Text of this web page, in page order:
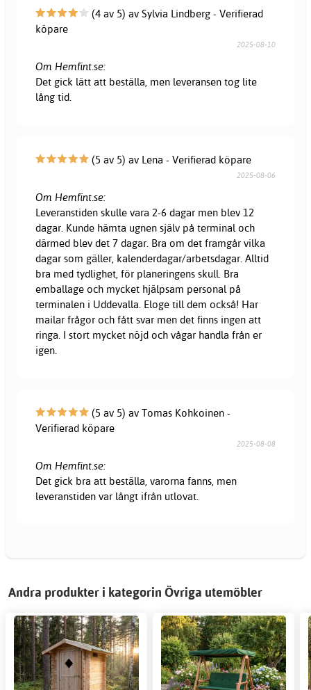
(4 av 5) av Sylvia Lindberg - Verifierad
köpare
2025-08-10
Om Hemfint.se:
Det gick lätt att beställa, men leveransen tog lite
lång tid.
(5 av 5) av Lena - Verifierad köpare
2025-08-06
Om Hemfint.se:
Leveranstiden skulle vara 2-6 dagar men blev 12
dagar. Kunde hämta ugnen själv på terminal och
därmed blev det 7 dagar. Bra om det framgår vilka
dagar som gäller, kalenderdagar/arbetsdagar. Alltid
bra med tydlighet, för planeringens skull. Bra
emballage och mycket hjälpsam personal på
terminalen i Uddevalla. Eloge till dem också! Har
mailar frågor och fått svar men det finns ingen att
ringa. I stort mycket nöjd och vågar handla från er
igen.
(5 av 5) av Tomas Kohkoinen -
Verifierad köpare
2025-08-08
Om Hemfint.se:
Det gick bra att beställa, varorna fanns, men
leveranstiden var långt ifrån utlovat.
Andra produkter i kategorin Övriga utemöbler